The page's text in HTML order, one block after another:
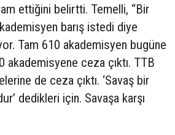
ettiğini belirtti. Temelli, “Bir
barış istedi diye
Tam 610 akademisyen bugüne
akademisyene ceza çıktı. TTB
de ceza çıktı. ‘Savaş bir
dedikleri için. Savaşa karşı